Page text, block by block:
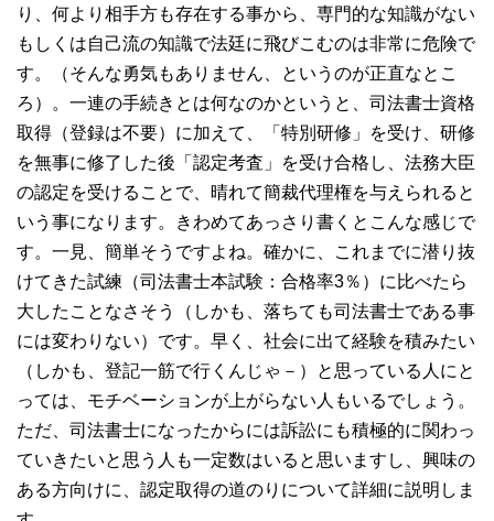
り、何より相手方も存在する事から、専門的な知識がない
もしくは自己流の知識で法廷に飛びこむのは非常に危険で
す。（そんな勇気もありません、というのが正直なとこ
ろ）。一連の手続きとは何なのかというと、司法書士資格
取得（登録は不要）に加えて、「特別研修」を受け、研修
を無事に修了した後「認定考査」を受け合格し、法務大臣
の認定を受けることで、晴れて簡裁代理権を与えられると
いう事になります。きわめてあっさり書くとこんな感じで
す。一見、簡単そうですよね。確かに、これまでに潜り抜
けてきた試練（司法書士本試験：合格率3％）に比べたら
大したことなさそう（しかも、落ちても司法書士である事
には変わりない）です。早く、社会に出て経験を積みたい
（しかも、登記一筋で行くんじゃ－）と思っている人にと
っては、モチベーションが上がらない人もいるでしょう。
ただ、司法書士になったからには訴訟にも積極的に関わっ
ていきたいと思う人も一定数はいると思いますし、興味の
ある方向けに、認定取得の道のりについて詳細に説明しま